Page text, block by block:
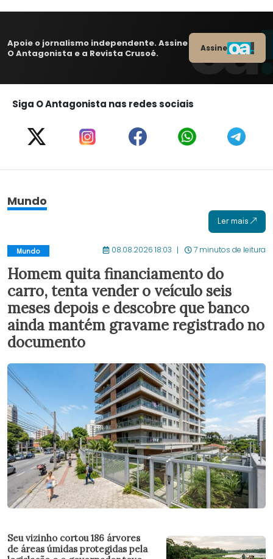
Apoie o jornalismo independente. Assine
O Antagonista e a Revista Crusoé.
Assine
Siga O Antagonista nas redes sociais
Mundo
Ler mais
Mundo 08.08.2026 18:03 7 minutos de leitura
Homem quita financiamento do
carro, tenta vender o veículo seis
meses depois e descobre que banco
ainda mantém gravame registrado no
documento
Seu vizinho cortou 186 árvores
de áreas úmidas protegidas pela